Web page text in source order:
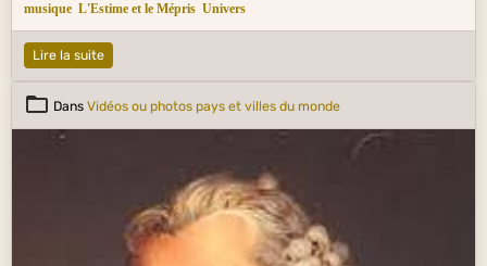
musique L'Estime et le Mépris Univers
Lire la suite
Dans Vidéos ou photos pays et villes du monde